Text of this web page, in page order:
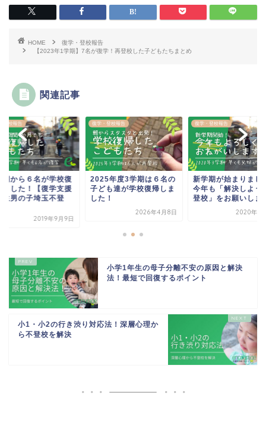
HOME
復学・登校報告
【2023年1学期】7名が復学！再登校した子どもたちまとめ
関連記事
登校報告
年度3学期は６名の
も達が学校復帰しま
！
復学・登校報告
新学期が始まりました。
今年も「解決しよう！不
登校」をお願いします
2020年1月10日
復学・登校報告
新学期から６名が学
帰しました！【復学
４年生男の子埼玉不
小学1年生の母子分離不安の原因と解決
法！最短で回復するポイント
小1・小2の行き渋り対応法！深層心理か
ら不登校を解決